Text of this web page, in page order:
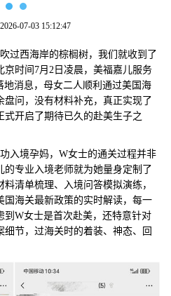
07-03 15:12:47
西海岸的棕榈树，我们就收到了
时间7月2日凌晨，美福嘉儿服务
消息，母女二人顺利通过美国海
盘问，没有材料补充，真正实现了
开启了期待已久的赴美生子之
境孕妈，W女士的通关过程并非
专业入境老师就为她量身定制了
清单梳理、入境问答模拟演练，
国海关最新政策的实时解读，每一
W女士是首次赴美，还特意针对
节，过海关时的着装、神态、回